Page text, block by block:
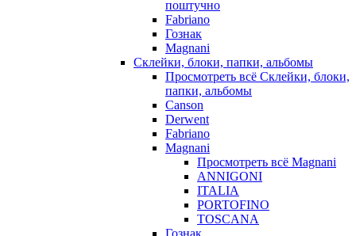
поштучно
Fabriano
Гознак
Magnani
Склейки, блоки, папки, альбомы
Просмотреть всё Склейки, блоки,
папки, альбомы
Canson
Derwent
Fabriano
Magnani
Просмотреть всё Magnani
ANNIGONI
ITALIA
PORTOFINO
TOSCANA
Гознак